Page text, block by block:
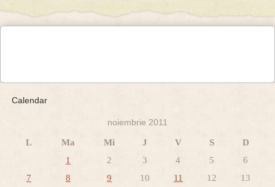
Calendar
noiembrie 2011
L Ma Mi J V S
D
1
2 3 4 5
6
7
8 9 10 11 12
13